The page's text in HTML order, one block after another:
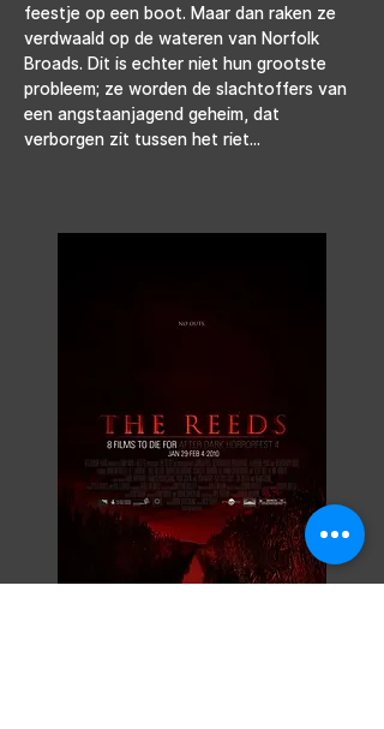
feestje op een boot. Maar dan raken ze
verdwaald op de wateren van Norfolk
Broads. Dit is echter niet hun grootste
probleem; ze worden de slachtoffers van
een angstaanjagend geheim, dat
verborgen zit tussen het riet...